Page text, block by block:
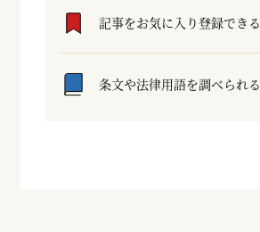
記事をお気に入り登録できる
条文や法律用語を調べられる